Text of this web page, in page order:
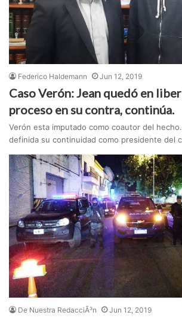
Federico Haldemann Jun 12, 2019
Caso Verón: Jean quedó en
proceso en su contra, continúa.
Verón esta imputado como coautor del
definida su continuidad como presidente del
De Nuestra RedacciÃ³n Jun 12, 2019